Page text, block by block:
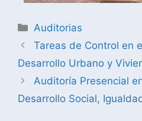
Auditorias
Tareas de Control en
Desarrollo Urbano y
Auditoría Presencial
Desarrollo Social,